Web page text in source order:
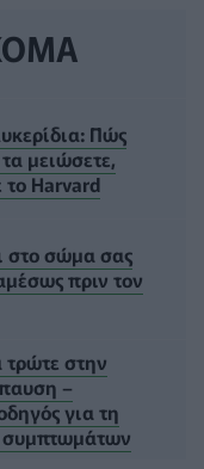
Πώς
μειώσετε,
Harvard
στο σώμα σας
πριν τον
τρώτε στην
–
για τη